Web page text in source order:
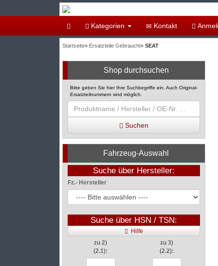
Kategorien Kontakt
Startseite» Ersatzteile Gebraucht» SEAT
Shop durchsuchen
Bitte geben Sie hier Ihre Suchbegriffe ein. Auch Original-
Ersatzteilnummern sind möglich.
Suchen
Fahrzeug-Auswahl
Suche über Hersteller:
Fz.- Hersteller
Suche über HSN / TSN:
Hilfe
zu 2)
(2.1):
zu 3)
(2.2):